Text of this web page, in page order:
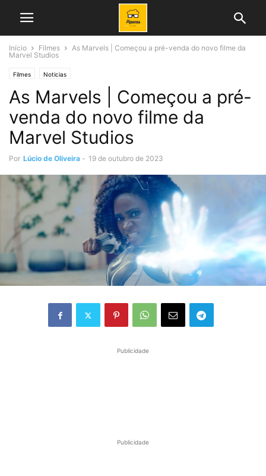
Início Filmes
As Marvels | Começou a pré-venda do novo filme da
Marvel Studios
Filmes Noticias
As Marvels | Começou a pré-
venda do novo filme da
Marvel Studios
Por Lúcio de Oliveira - 19 de outubro de 2023
Publicidade
Publicidade